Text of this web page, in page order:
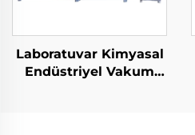
Laboratuvar Kimyasal
Endüstriyel Vakum